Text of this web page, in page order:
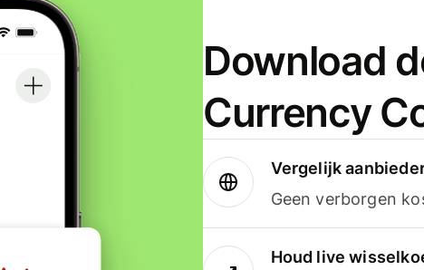
Download
Currency
Vergelijk
Geen verborgen
Houd live